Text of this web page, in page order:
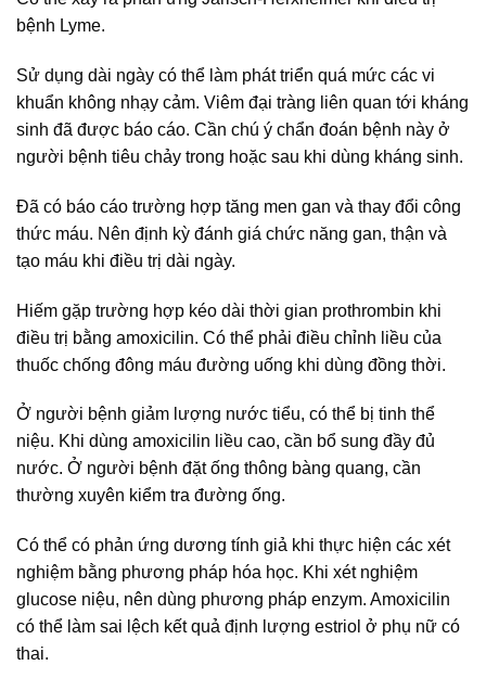
bệnh Lyme.
Sử dụng dài ngày có thể làm phát triển quá mức các vi
khuẩn không nhạy cảm. Viêm đại tràng liên quan tới kháng
sinh đã được báo cáo. Cần chú ý chẩn đoán bệnh này ở
người bệnh tiêu chảy trong hoặc sau khi dùng kháng sinh.
Đã có báo cáo trường hợp tăng men gan và thay đổi công
thức máu. Nên định kỳ đánh giá chức năng gan, thận và
tạo máu khi điều trị dài ngày.
Hiếm gặp trường hợp kéo dài thời gian prothrombin khi
điều trị bằng amoxicilin. Có thể phải điều chỉnh liều của
thuốc chống đông máu đường uống khi dùng đồng thời.
Ở người bệnh giảm lượng nước tiểu, có thể bị tinh thể
niệu. Khi dùng amoxicilin liều cao, cần bổ sung đầy đủ
nước. Ở người bệnh đặt ống thông bàng quang, cần
thường xuyên kiểm tra đường ống.
Có thể có phản ứng dương tính giả khi thực hiện các xét
nghiệm bằng phương pháp hóa học. Khi xét nghiệm
glucose niệu, nên dùng phương pháp enzym. Amoxicilin
có thể làm sai lệch kết quả định lượng estriol ở phụ nữ có
thai.